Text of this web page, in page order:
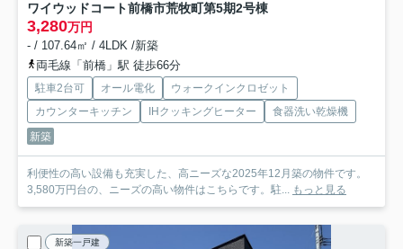
ワイウッドコート前橋市荒牧町第5期2号棟
3,280万円
- / 107.64㎡ / 4LDK /新築
両毛線「前橋」駅 徒歩66分
駐車2台可 オール電化
ウォークインクロゼット
カウンターキッチン
IHクッキングヒーター
食器洗い乾燥機
新築
利便性の高い設備も充実した、高ニーズな2025年12月築の物件です。
3,580万円台の、ニーズの高い物件はこちらです。駐... もっと見る
新築一戸建